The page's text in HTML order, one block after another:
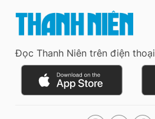
Đọc Thanh Niên trên điện thoại